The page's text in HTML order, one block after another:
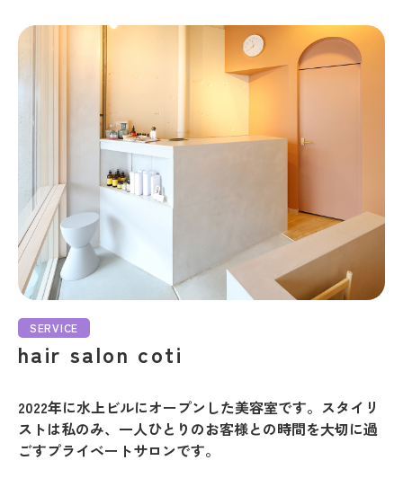
hair salon coti
2022年に水上ビルにオープンした美容室です。スタイリ
ストは私のみ、一人ひとりのお客様との時間を大切に過
ごすプライベートサロンです。
SERVICE